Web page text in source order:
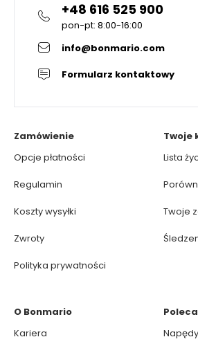
+48 616 525 900
pon-pt: 8:00-16:00
info@bonmario.com
Formularz kontaktowy
Zamówienie
Opcje płatności
Regulamin
Koszty wysyłki
Zwroty
Polityka prywatności
Twoje
Lista
Twoje
O Bonmario
Kariera